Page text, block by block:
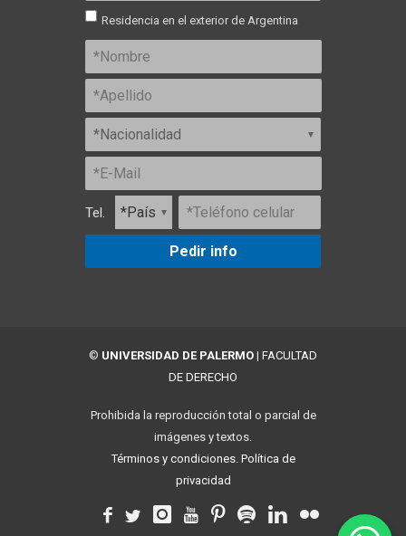
Residencia en el exterior de Argentina
Tel.
Pedir info
© UNIVERSIDAD DE PALERMO | FACULTAD
DE DERECHO
Prohibida la reproducción total o parcial de
imágenes y textos.
Términos y condiciones. Política de
privacidad